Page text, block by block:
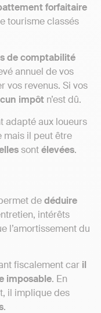
forfaitaire
tourisme classés
de comptabilité
annuel de vos
vos revenus. Si vos
impôt n’est dû.
adapté aux loueurs
mais il peut être
sontélevées.
dedéduire
intérêts
l’amortissement du
fiscalement car il
imposable. En
il implique des
.